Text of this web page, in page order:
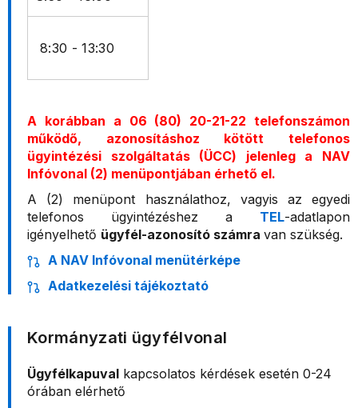
8:30 - 13:30
A korábban a 06 (80) 20-21-22 telefonszámon
működő, azonosításhoz kötött telefonos
ügyintézési szolgáltatás (ÜCC) jelenleg a NAV
Infóvonal (2) menüpontjában érhető el.
A (2) menüpont használathoz, vagyis az egyedi
telefonos ügyintézéshez a TEL-adatlapon
igényelhető ügyfél-azonosító számra van szükség.
A NAV Infóvonal menütérképe
Adatkezelési tájékoztató
Kormányzati ügyfélvonal
Ügyfélkapuval kapcsolatos kérdések esetén 0-24
órában elérhető